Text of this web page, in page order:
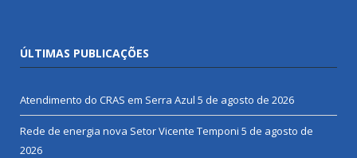
ÚLTIMAS PUBLICAÇÕES
Atendimento do CRAS em Serra Azul 5 de agosto de 2026
Rede de energia nova Setor Vicente Temponi 5 de agosto de
2026